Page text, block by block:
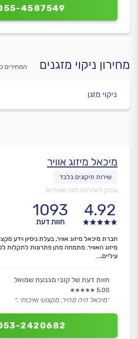
4587549
מחירון ניקוי מזגנים המחירים
ניקוי מזגן
מיכאל מיזוג אוויר
נבדק לאחרונה לפני שעתיים
4.92
1093
חוות דעת
2420682
חברת מיכאל מיזוג אוויר, בעלת ניסיון וידע
מיזוג האוויר. מתמחה מתן פתרונות לתקלות
עיליים,...
חוות דעת של קובי מגבעת שמואל
5.00
״מיכאל היה מהיר, מקצועי ואיכותי .״